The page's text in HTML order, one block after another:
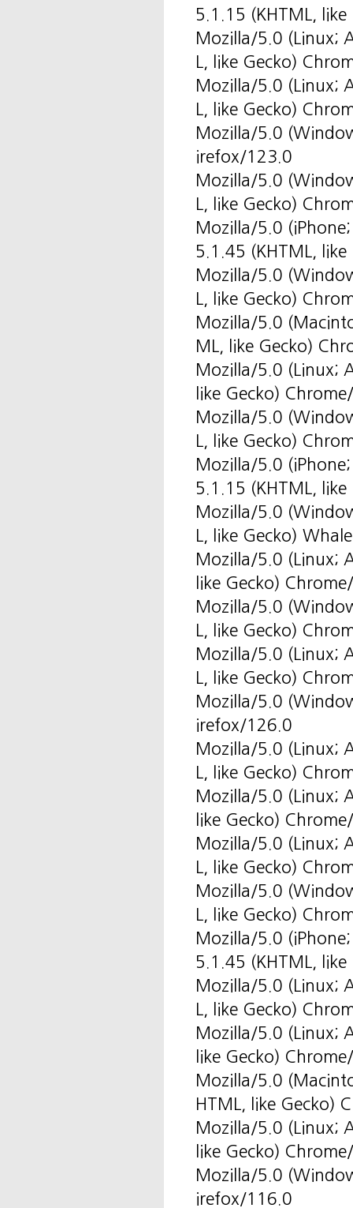
5.1.15 (KHTML,
Mozilla/5.0 (Linux;
L, like Gecko)
Mozilla/5.0 (Linux;
L, like Gecko)
Mozilla/5.0
irefox/123.0
Mozilla/5.0
L, like Gecko)
Mozilla/5.0
5.1.45 (KHTML,
Mozilla/5.0
L, like Gecko)
Mozilla/5.0
ML, like Gecko)
Mozilla/5.0 (Linux;
like Gecko)
Mozilla/5.0
L, like Gecko)
Mozilla/5.0
5.1.15 (KHTML,
Mozilla/5.0
L, like Gecko)
Mozilla/5.0 (Linux;
like Gecko)
Mozilla/5.0
L, like Gecko)
Mozilla/5.0 (Linux;
L, like Gecko)
Mozilla/5.0
irefox/126.0
Mozilla/5.0 (Linux;
L, like Gecko)
Mozilla/5.0 (Linux;
like Gecko)
Mozilla/5.0 (Linux;
L, like Gecko)
Mozilla/5.0
L, like Gecko)
Mozilla/5.0
5.1.45 (KHTML,
Mozilla/5.0 (Linux;
L, like Gecko)
Mozilla/5.0 (Linux;
like Gecko)
Mozilla/5.0
HTML, like Gecko)
Mozilla/5.0 (Linux;
like Gecko)
Mozilla/5.0
irefox/116.0